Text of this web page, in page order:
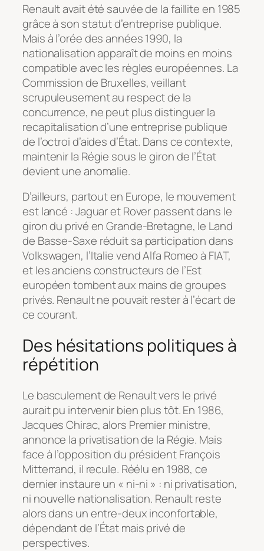
Renault avait été sauvée de la faillite en 1985
grâce à son statut d’entreprise publique.
Mais à l’orée des années 1990, la
nationalisation apparaît de moins en moins
compatible avec les règles européennes. La
Commission de Bruxelles, veillant
scrupuleusement au respect de la
concurrence, ne peut plus distinguer la
recapitalisation d’une entreprise publique
de l’octroi d’aides d’État. Dans ce contexte,
maintenir la Régie sous le giron de l’État
devient une anomalie.
D’ailleurs, partout en Europe, le mouvement
est lancé : Jaguar et Rover passent dans le
giron du privé en Grande-Bretagne, le Land
de Basse-Saxe réduit sa participation dans
Volkswagen, l’Italie vend Alfa Romeo à FIAT,
et les anciens constructeurs de l’Est
européen tombent aux mains de groupes
privés. Renault ne pouvait rester à l’écart de
ce courant.
Des hésitations politiques à
répétition
Le basculement de Renault vers le privé
aurait pu intervenir bien plus tôt. En 1986,
Jacques Chirac, alors Premier ministre,
annonce la privatisation de la Régie. Mais
face à l’opposition du président François
Mitterrand, il recule. Réélu en 1988, ce
dernier instaure un « ni-ni » : ni privatisation,
ni nouvelle nationalisation. Renault reste
alors dans un entre-deux inconfortable,
dépendant de l’État mais privé de
perspectives.